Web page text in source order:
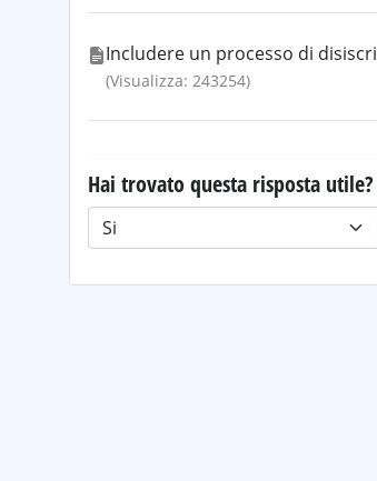
Includere un processo di
(Visualizza: 243254)
Hai trovato questa risposta utile?